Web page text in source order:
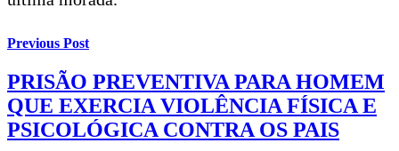
Previous Post
PRISÃO PREVENTIVA PARA HOMEM
QUE EXERCIA VIOLÊNCIA FÍSICA E
PSICOLÓGICA CONTRA OS PAIS